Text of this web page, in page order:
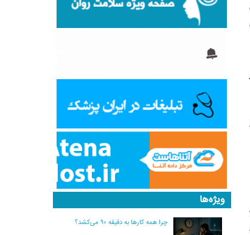
ویژه‌ها
چرا همه کارها به دقیقه ۹۰ می‌کشد؟